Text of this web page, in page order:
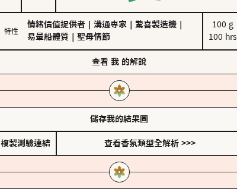
特性
情緒價值提供者 溝通專家 驚喜製造機
易暈船體質
聖母情節
100 g
100 hrs
查看 我 的解說
儲存我的結果圖
複製測驗連結 查看香氛類型全解析 >>>